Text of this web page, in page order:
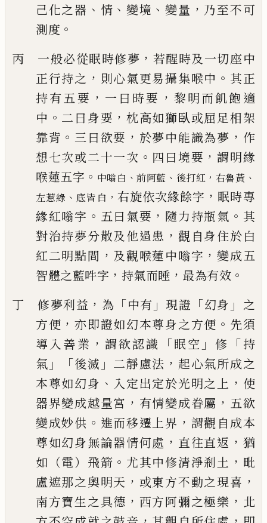
己化之器 、 情 、變境 、變量 ， 乃至不可
測度 。
丙 一般必從眠時修夢 ， 若醒時及一切座中
正行持之 ， 則心氣更易攝集喉中 。 其正
持有五要 ， 一曰時要 ， 黎明而飢飽適
中 。 二曰身要 ，枕高如獅臥或屈足相架
靠背 。 三曰欲要 ， 於夢中能識為夢 ， 作
想七次或二十一次 。 四曰境要 ，謂明緣
喉蓮五字 。 中嗡白 、前阿藍 、 後打紅 ， 右魯黃 、
左惹綠 、 底皆白 ， 右旋依次緣餘字 ， 眠時專
緣紅嗡字 。 五曰氣要 ， 隨力持瓶氣 。 其
對治持夢分散及他過患 ， 觀自身住於白
紅二明點間 ， 及觀喉蓮中嗡字 ，變成五
智體之藍吽字 ， 持氣而睡 ， 最為有效 。
丁 修夢利益 ， 為 「中有 」 現證 「幻身 」 之
方便 ，亦即證如幻本尊身之方便 。 先須
導入 善業 ， 謂欲認識 「眠空 」修 「持
氣 」「後滅 」 二靜慮法 ， 起心氣所成之
本尊如幻身 、 入定出定於光明之上 ， 使
器界變成越量宮 ， 有情變成眷屬 ， 五欲
變成妙供 。 進而移遷上界 ， 謂觀自成本
尊如幻身無論器情何處 ， 直往直返 ， 猶
如（電）飛箭 。 尤其中修清淨剎土 ， 毗
盧遮那之奧明天 ， 或東方不動之現喜 ，
南方寶生之具德 ， 西方阿彌之極樂 ， 北